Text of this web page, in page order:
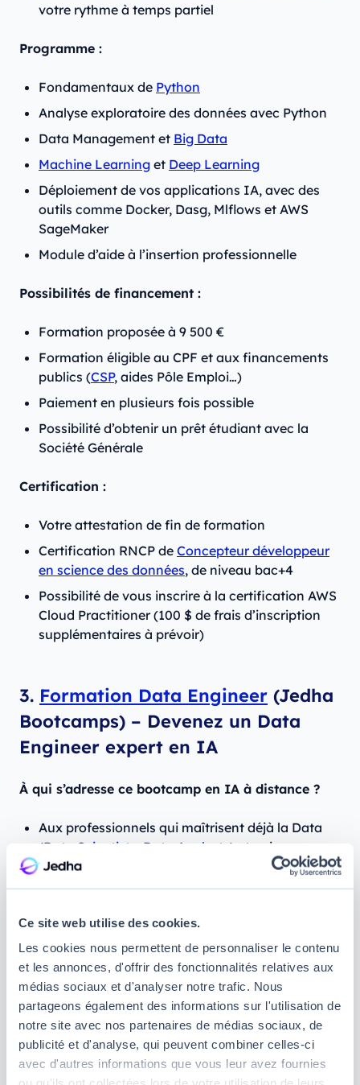
Ce site web utilise des cookies.
Les cookies nous permettent de personnaliser le contenu
et les annonces, d'offrir des fonctionnalités relatives aux
médias sociaux et d'analyser notre trafic. Nous
partageons également des informations sur l'utilisation de
notre site avec nos partenaires de médias sociaux, de
publicité et d'analyse, qui peuvent combiner celles-ci
avec d'autres informations que vous leur avez fournies
votre rythme à temps partiel
Programme :
Fondamentaux de Python
Analyse exploratoire des données avec Python
Data Management et Big Data
Machine Learning et Deep Learning
Déploiement de vos applications IA, avec des
outils comme Docker, Dasg, Mlflows et AWS
SageMaker
Module d’aide à l’insertion professionnelle
Possibilités de financement :
Formation proposée à 9 500 €
Formation éligible au CPF et aux financements
publics (CSP, aides Pôle Emploi…)
Paiement en plusieurs fois possible
Possibilité d’obtenir un prêt étudiant avec la
Société Générale
Certification :
Votre attestation de fin de formation
Certification RNCP de Concepteur développeur
en science des données, de niveau bac+4
Possibilité de vous inscrire à la certification AWS
Cloud Practitioner (100 $ de frais d’inscription
supplémentaires à prévoir)
3. Formation Data Engineer (Jedha
Bootcamps) – Devenez un Data
Engineer expert en IA
À qui s’adresse ce bootcamp en IA à distance ?
Aux professionnels qui maîtrisent déjà la Data
(Data Scientists Data Analysts ) et qui
souhaitent développer une double expertise en
se formant au Data Engineering
avoir au moins deux ans d'expérience en Data,
ou avoir suivi notre formation en Data Science
Durée :
150 heures de formation à distance
4 semaines si vous optez pour notre bootcamp
en ligne à temps plein